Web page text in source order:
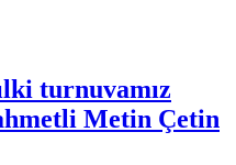
turnuvamız
Metin Çetin